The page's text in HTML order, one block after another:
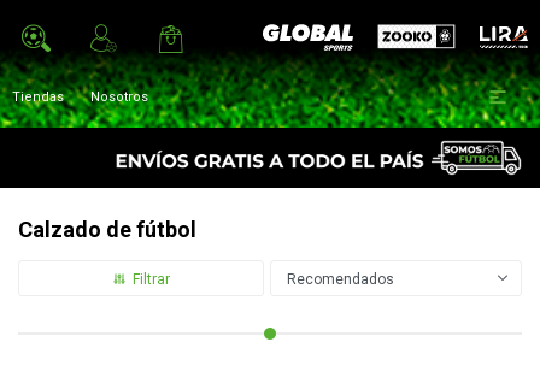
Global Sports Zooko Lira
Tiendas Nosotros 
Calzado de fútbol
Recomendados